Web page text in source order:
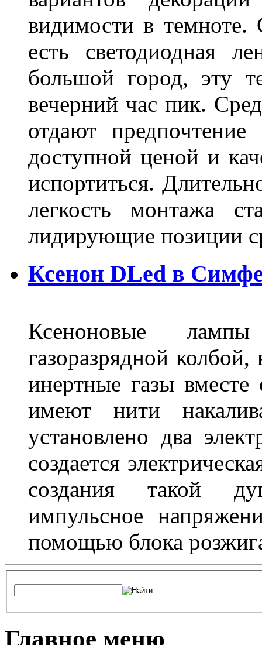
видимости в темноте.
есть светодиодная
большой город, эту
вечерний час пик.
отдают
доступной ценой и
испортиться.
легкость монтажа
лидирующие
Ксенон DLed в
Ксеноновые
газоразрядной
инертные газы
имеют нити
установлено два
создается
создания такой
импульсное
помощью блока
Главное меню